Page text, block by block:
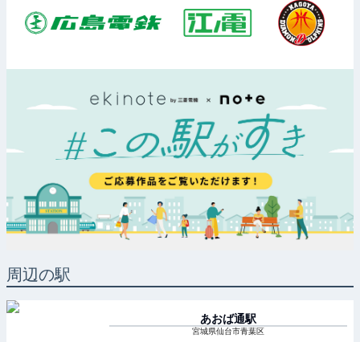
周辺の駅
あおば通駅
宮城県仙台市青葉区